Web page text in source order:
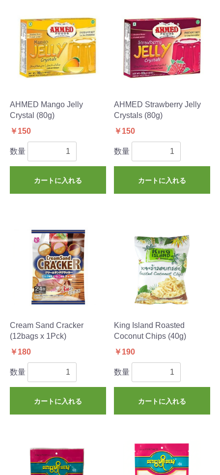
AHMED Mango Jelly
Crystal (80g)
￥150
数量
カートに入れる
AHMED Strawberry Jelly
Crystals (80g)
￥150
数量
カートに入れる
Cream Sand Cracker
(12bags x 1Pck)
￥180
数量
カートに入れる
King Island Roasted
Coconut Chips (40g)
￥190
数量
カートに入れる